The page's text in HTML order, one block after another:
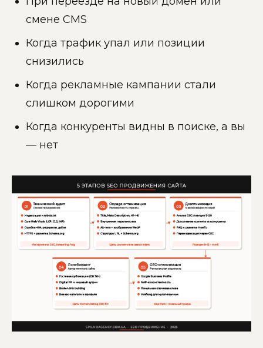
смене CMS
Когда трафик упал или позиции
снизились
Когда рекламные кампании стали
слишком дорогими
Когда конкуренты видны в поиске, а вы
— нет